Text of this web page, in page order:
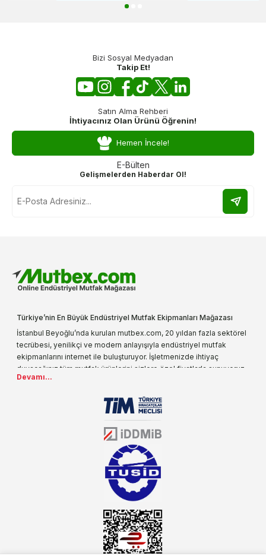
Bizi Sosyal Medyadan
Takip Et!
Satın Alma Rehberi
İhtiyacınız Olan Ürünü Öğrenin!
Hemen İncele!
E-Bülten
Gelişmelerden Haberdar Ol!
Türkiye’nin En Büyük Endüstriyel Mutfak Ekipmanları Mağazası
İstanbul Beyoğlu’nda kurulan mutbex.com, 20 yıldan fazla sektörel
tecrübesi, yenilikçi ve modern anlayışıyla endüstriyel mutfak
ekipmanlarını internet ile buluşturuyor. İşletmenizde ihtiyaç
duyacağınız tüm mutfak ürünlerini sizlere özel fiyatlarla sunuyoruz.
Endüstriyel mutfak malzemesi deyince akla gelen ilk adreslerden
sektörün farklı alanlarında da faliyet gösteren mutbex.com,
Öztiryakiler resmi bayisidir. Öztiryakiler ürünleri üzerinde büyük bir
donanıma sahip ekibi ile müşterilerine koşulsuz destek sunan
mutbex.com ile endüstriyel mutfak malzemeleri konusunda
alacağınız hizmet standartların her zaman üstünde olacaktır.
Devamı...